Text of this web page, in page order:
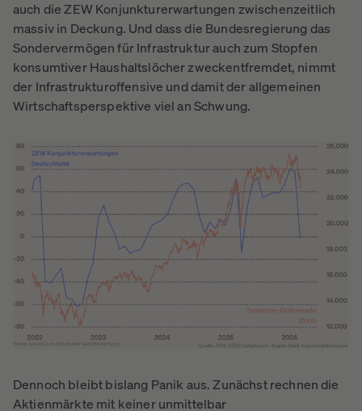
auch die ZEW Konjunkturerwartungen zwischenzeitlich
massiv in Deckung. Und dass die Bundesregierung das
Sondervermögen für Infrastruktur auch zum Stopfen
konsumtiver Haushaltslöcher zweckentfremdet, nimmt
der Infrastrukturoffensive und damit der allgemeinen
Wirtschaftsperspektive viel an Schwung.
Dennoch bleibt bislang Panik aus. Zunächst rechnen die
Aktienmärkte mit keiner unmittelbar